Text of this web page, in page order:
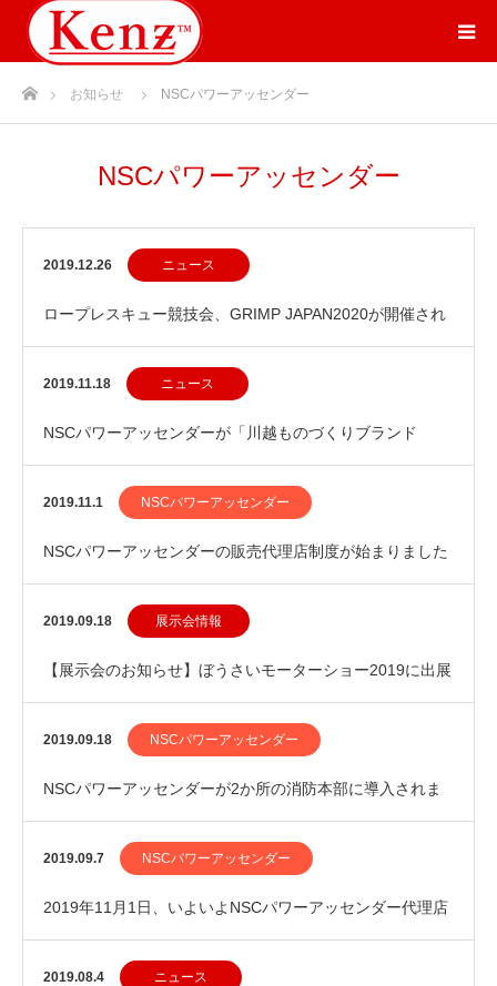
ホームお知らせ NSCパワーアッセンダー
NSCパワーアッセンダー
2019.12.26 ニュース
ロープレスキュー競技会、GRIMP JAPAN2020が開催され
ます！
2019.11.18 ニュース
NSCパワーアッセンダーが「川越ものづくりブランド
KOEDO E-PRO」で受賞しました
2019.11.1 NSCパワーアッセンダー
NSCパワーアッセンダーの販売代理店制度が始まりました
2019.09.18 展示会情報
【展示会のお知らせ】ぼうさいモーターショー2019に出展
します
2019.09.18 NSCパワーアッセンダー
NSCパワーアッセンダーが2か所の消防本部に導入されま
す
2019.09.7 NSCパワーアッセンダー
2019年11月1日、いよいよNSCパワーアッセンダー代理店
制度がスタート
2019.08.4 ニュース